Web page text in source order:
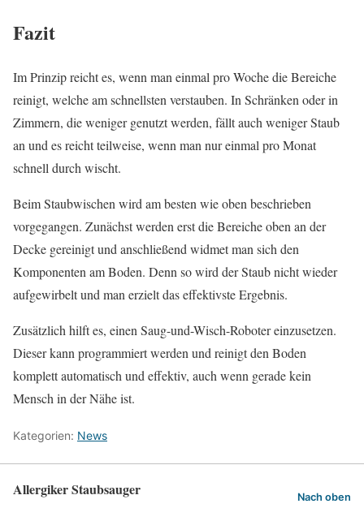
Fazit
Im Prinzip reicht es, wenn man einmal pro Woche die Bereiche
reinigt, welche am schnellsten verstauben. In Schränken oder in
Zimmern, die weniger genutzt werden, fällt auch weniger Staub
an und es reicht teilweise, wenn man nur einmal pro Monat
schnell durch wischt.
Beim Staubwischen wird am besten wie oben beschrieben
vorgegangen. Zunächst werden erst die Bereiche oben an der
Decke gereinigt und anschließend widmet man sich den
Komponenten am Boden. Denn so wird der Staub nicht wieder
aufgewirbelt und man erzielt das effektivste Ergebnis.
Zusätzlich hilft es, einen Saug-und-Wisch-Roboter einzusetzen.
Dieser kann programmiert werden und reinigt den Boden
komplett automatisch und effektiv, auch wenn gerade kein
Mensch in der Nähe ist.
Kategorien: News
Allergiker Staubsauger Nach oben